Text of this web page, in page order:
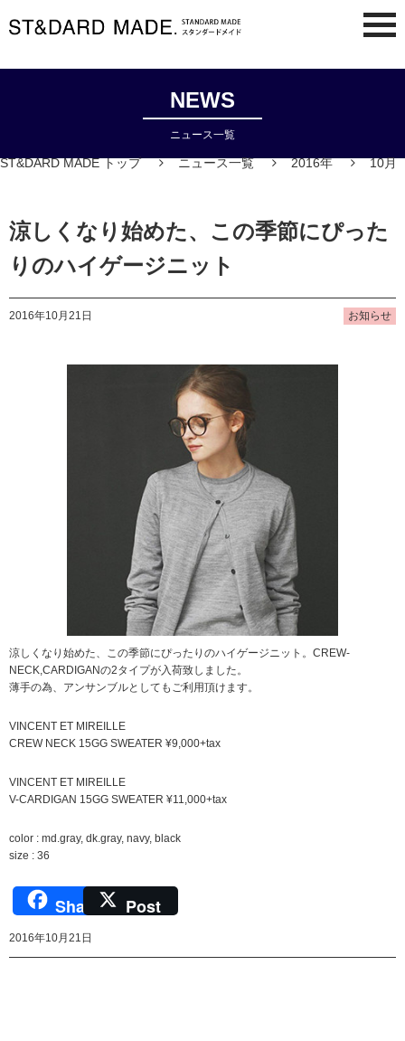
NEWS
ニュース一覧
ST&DARD MADE トップ ニュース一覧 2016年 10月
涼しくなり始めた、この季節にぴった
りのハイゲージニット
2016年10月21日 お知らせ
涼しくなり始めた、この季節にぴったりのハイゲージニット。CREW-
NECK,CARDIGANの2タイプが入荷致しました。
薄手の為、アンサンブルとしてもご利用頂けます。
VINCENT ET MIREILLE
CREW NECK 15GG SWEATER ¥9,000+tax
VINCENT ET MIREILLE
V-CARDIGAN 15GG SWEATER ¥11,000+tax
color : md.gray, dk.gray, navy, black
size : 36
Share Post
2016年10月21日